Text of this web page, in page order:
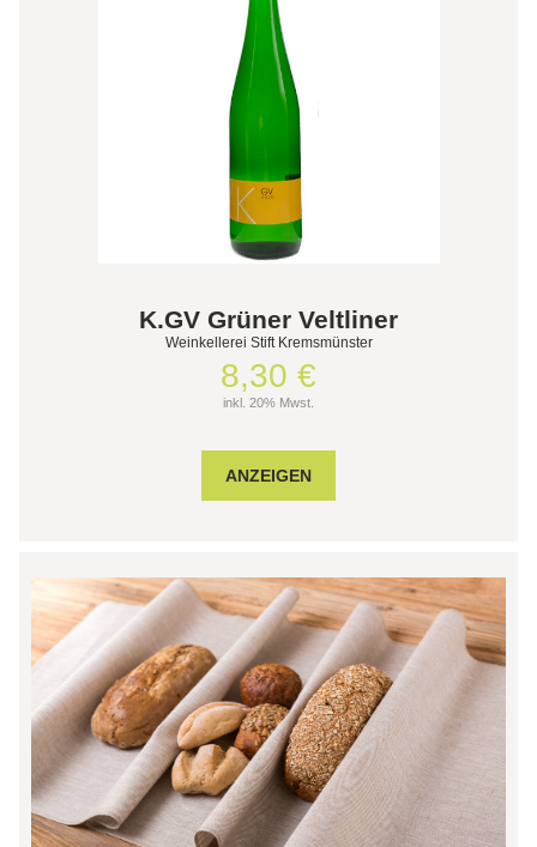
K.GV Grüner Veltliner
Weinkellerei Stift Kremsmünster
8,30 €
inkl. 20% Mwst.
ANZEIGEN